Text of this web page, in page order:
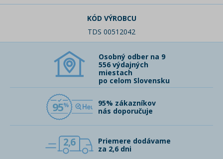
KÓD VÝROBCU
TDS 00512042
Osobný odber na 9
556 výdajných
miestach
po celom Slovensku
95
95% zákazníkov
nás doporučuje
2,6
Priemere dodávame
za 2,6 dni